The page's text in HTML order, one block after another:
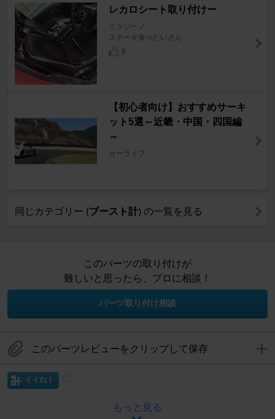
レカロシート取り付けー
ミラジーノ
ステーキ食べたいさん
6
【初心者向け】おすすめサーキ
ット5選～近畿・中国・四国編
～
カーライフ
同じカテゴリー (ブースト計) の一覧を見る
このパーツの取り付けが
難しいと思ったら、プロに相談！
パーツ取り付け相談
このパーツレビューをクリップして保存
イイね！
もっと見る